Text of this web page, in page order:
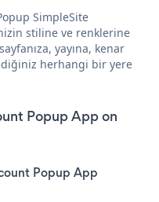
SimpleSite
stiline ve renklerine
yayına, kenar
herhangi bir yere
Popup App on
Popup App